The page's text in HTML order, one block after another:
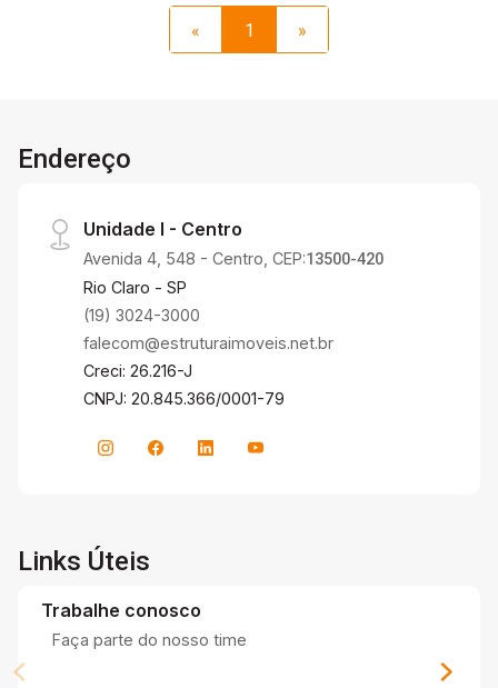
« 1 »
Endereço
Unidade I - Centro
Avenida 4, 548 - Centro, CEP:13500-420
Rio Claro - SP
(19) 3024-3000
falecom@estruturaimoveis.net.br
Creci: 26.216-J
CNPJ: 20.845.366/0001-79
Links Úteis
Trabalhe conosco
Faça parte do nosso time